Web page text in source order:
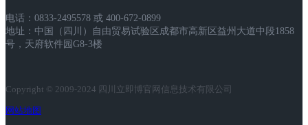
电话：0833-2495578 或 400-672-0899
地址：中国（四川）自由贸易试验区成都市高新区益州大道中段1858
号，天府软件园G8-3楼
Copyright © 2009-2024 四川立即博官网信息技术有限公司
网站地图